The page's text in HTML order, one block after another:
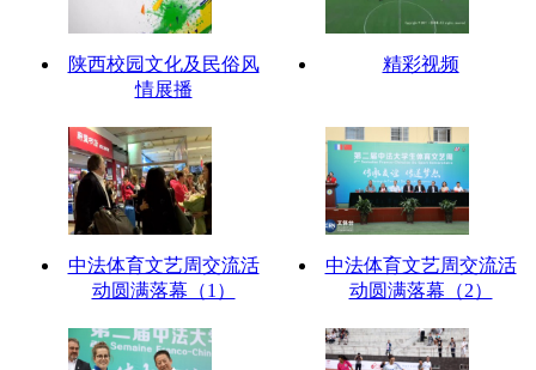
陕西校园文化及民俗风
情展播
精彩视频
中法体育文艺周交流活
动圆满落幕（1）
中法体育文艺周交流活
动圆满落幕（2）